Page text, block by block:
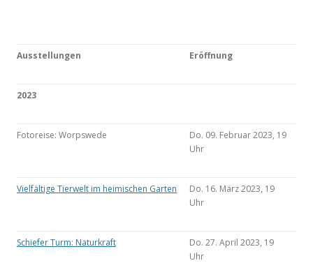
Ausstellungen Eröffnung
2023
Fotoreise: Worpswede
Do. 09. Februar 2023, 19
Uhr
Vielfältige Tierwelt im heimischen Garten
Do. 16. März 2023, 19
Uhr
Schiefer Turm: Naturkraft
Do. 27. April 2023, 19
Uhr